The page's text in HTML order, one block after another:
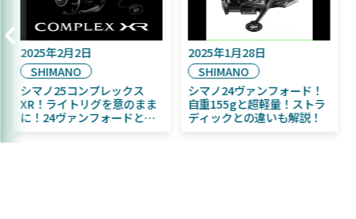
年9月16日
DAIWA
年11月発売予定！
ふく魚／ちびふく魚
ビッグベイト初心者にお
2025年2月2日
SHIMANO
シマノ25コンプレックス
XR！ライトリグを意のまま
に！24ヴァンフォードとの